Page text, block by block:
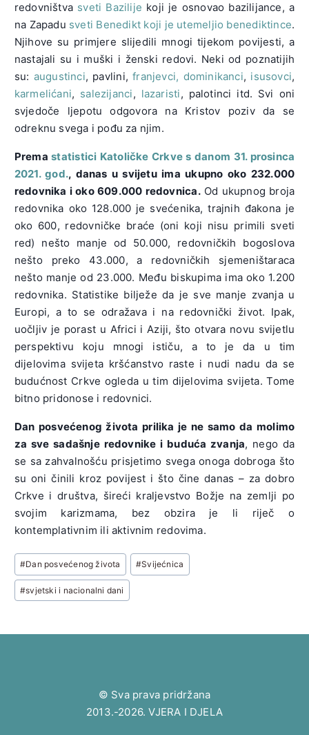
redovništva sveti Bazilije koji je osnovao bazilijance, a
na Zapadu sveti Benedikt koji je utemeljio benediktince.
Njihove su primjere slijedili mnogi tijekom povijesti, a
nastajali su i muški i ženski redovi. Neki od poznatijih
su: augustinci, pavlini,franjevci, dominikanci, isusovci,
karmelićani, salezijanci, lazaristi, palotinci itd. Svi oni
svjedoče ljepotu odgovora na Kristov poziv da se
odreknu svega i pođu za njim.
Premastatistici Katoličke Crkve s danom 31. prosinca
2021. god., danas u svijetu ima ukupno oko 232.000
redovnika i oko 609.000 redovnica.Od ukupnog broja
redovnika oko 128.000 je svećenika, trajnih đakona je
oko 600, redovničke braće (oni koji nisu primili sveti
red) nešto manje od 50.000, redovničkih bogoslova
nešto preko 43.000, a redovničkih sjemeništaraca
nešto manje od 23.000. Među biskupima ima oko 1.200
redovnika. Statistike bilježe da je sve manje zvanja u
Europi, a to se odražava i na redovnički život. Ipak,
uočljiv je porast u Africi i Aziji, što otvara novu svijetlu
perspektivu koju mnogi ističu, a to je da u tim
dijelovima svijeta kršćanstvo raste i nudi nadu da se
budućnost Crkve ogleda u tim dijelovima svijeta. Tome
bitno pridonose i redovnici.
Dan posvećenog života prilika je ne samo da molimo
za sve sadašnje redovnike i buduća zvanja, nego da
se sa zahvalnošću prisjetimo svega onoga dobroga što
su oni činili kroz povijest i što čine danas – za dobro
Crkve i društva, šireći kraljevstvo Božje na zemlji po
svojim karizmama, bez obzira je li riječ o
kontemplativnim ili aktivnim redovima.
Post
Tags:
#Dan posvećenog života #Svijećnica
#svjetski i nacionalni dani
© Sva prava pridržana
2013.-2026. VJERA I DJELA